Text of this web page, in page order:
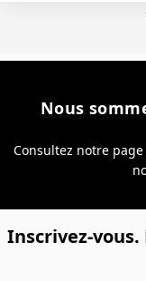
Nous
Consultez notre page
Inscrivez-vous.